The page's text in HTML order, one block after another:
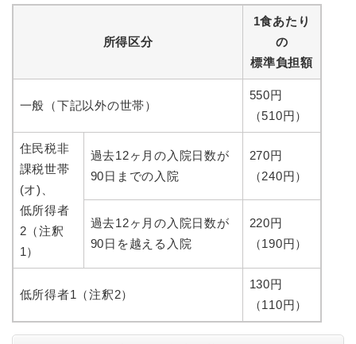
所得区分
1食あたり
の
標準負担額
一般（下記以外の世帯）
550円
（510円）
住民税非
課税世帯
(オ)、
低所得者
2（注釈
1）
過去12ヶ月の入院日数が
90日までの入院
270円
（240円）
過去12ヶ月の入院日数が
90日を越える入院
220円
（190円）
低所得者1（注釈2）
130円
（110円）